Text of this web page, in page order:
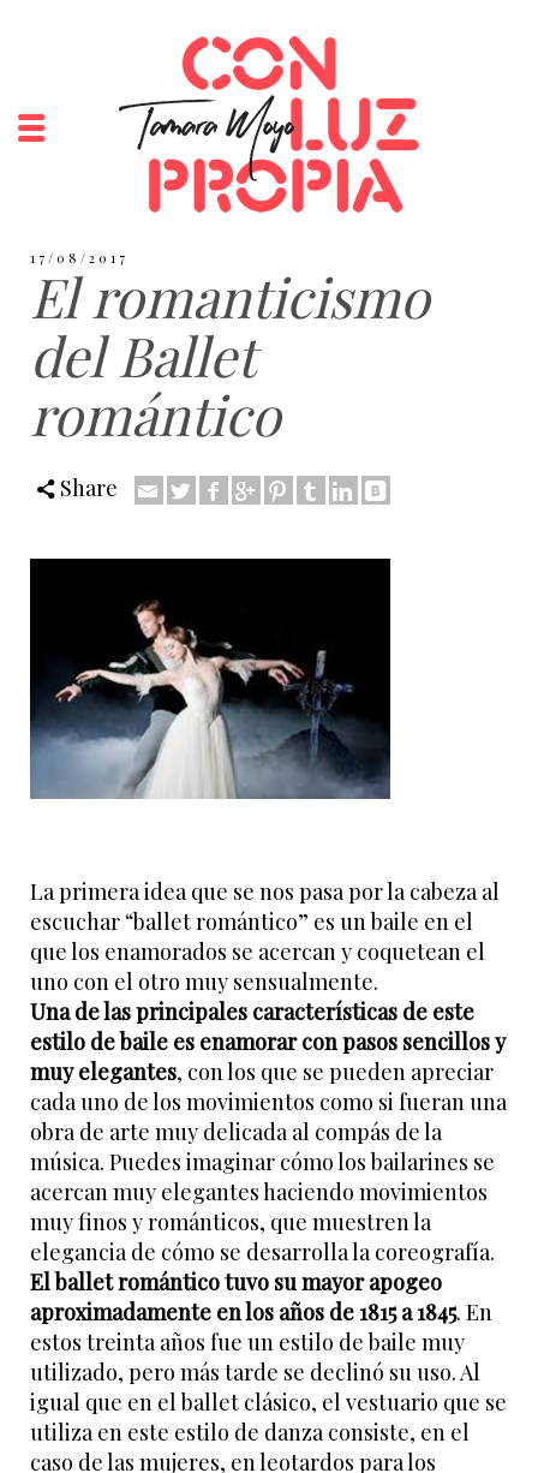
17/08/2017
El romanticismo
del Ballet
romántico
Share
La primera idea que se nos pasa por la cabeza al
escuchar “ballet romántico” es un baile en el
que los enamorados se acercan y coquetean el
uno con el otro muy sensualmente.
Una de las principales características de este
estilo de baile es enamorar con pasos sencillos y
muy elegantes, con los que se pueden apreciar
cada uno de los movimientos como si fueran una
obra de arte muy delicada al compás de la
música. Puedes imaginar cómo los bailarines se
acercan muy elegantes haciendo movimientos
muy finos y románticos, que muestren la
elegancia de cómo se desarrolla la coreografía.
El ballet romántico tuvo su mayor apogeo
aproximadamente en los años de 1815 a 1845. En
estos treinta años fue un estilo de baile muy
utilizado, pero más tarde se declinó su uso. Al
igual que en el ballet clásico, el vestuario que se
utiliza en este estilo de danza consiste, en el
caso de las mujeres, en leotardos para los